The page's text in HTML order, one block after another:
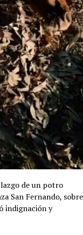
de un potro
San Fernando, sobre
indignación y